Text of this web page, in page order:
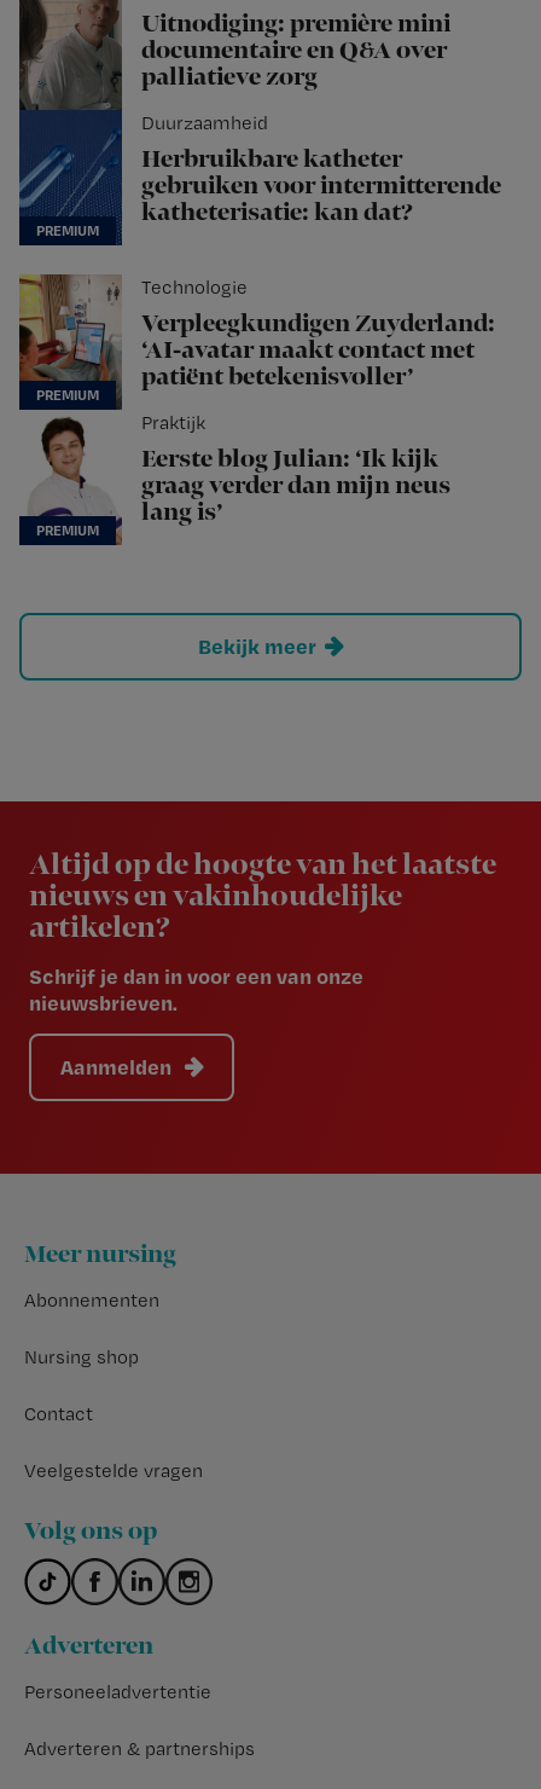
Uitnodiging: première mini
documentaire en Q&A over
palliatieve zorg
Duurzaamheid
Herbruikbare katheter
gebruiken voor intermitterende
katheterisatie: kan dat?
Technologie
Verpleegkundigen Zuyderland:
‘AI-avatar maakt contact met
patiënt betekenisvoller’
Praktijk
Eerste blog Julian: ‘Ik kijk
graag verder dan mijn neus
lang is’
Bekijk meer
Altijd op de hoogte van het laatste
nieuws en vakinhoudelijke
artikelen?
Schrijf je dan in voor een van onze
nieuwsbrieven.
Aanmelden
Footer
Meer nursing
Abonnementen
Nursing shop
Contact
Veelgestelde vragen
Volg ons op
Adverteren
Personeeladvertentie
Adverteren & partnerships